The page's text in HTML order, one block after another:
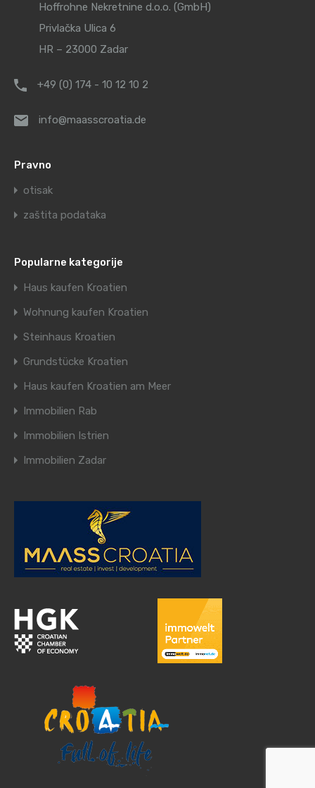
Hoffrohne Nekretnine d.o.o. (GmbH)
Privlačka Ulica 6
HR – 23000 Zadar
+49 (0) 174 - 10 12 10 2
info@maasscroatia.de
Pravno
otisak
zaštita podataka
Popularne kategorije
Haus kaufen Kroatien
Wohnung kaufen Kroatien
Steinhaus Kroatien
Grundstücke Kroatien
Haus kaufen Kroatien am Meer
Immobilien Rab
Immobilien Istrien
Immobilien Zadar